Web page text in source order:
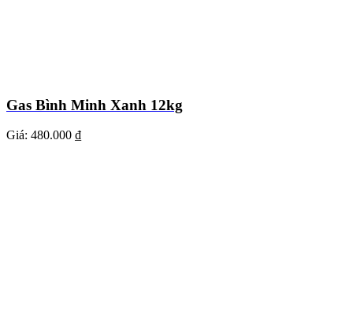
Gas Bình Minh Xanh 12kg
Giá: 480.000 ₫